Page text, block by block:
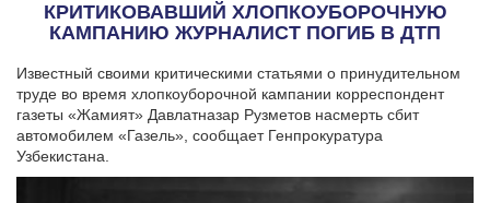
КРИТИКОВАВШИЙ ХЛОПКОУБОРОЧНУЮ
КАМПАНИЮ ЖУРНАЛИСТ ПОГИБ В ДТП
Известный своими критическими статьями о принудительном
труде во время хлопкоуборочной кампании корреспондент
газеты «Жамият» Давлатназар Рузметов насмерть сбит
автомобилем «Газель», сообщает Генпрокуратура
Узбекистана.